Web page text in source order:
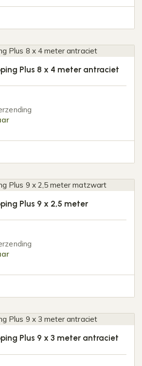
Plus 8 x 4 meter antraciet
Plus 9 x 2,5 meter
Plus 9 x 3 meter antraciet